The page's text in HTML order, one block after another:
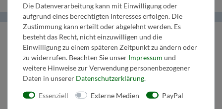
Helma Musikverlag
Wir bringen Musik ins Leben.
+43 664 1947 8 32
Kontaktieren Sie uns
Die Datenverarbeitung kann mit Einwilligung oder
aufgrund eines berechtigten Interesses erfolgen. Die
Zustimmung kann erteilt oder abgelehnt werden. Es
besteht das Recht, nicht einzuwilligen und die
Einwilligung zu einem späteren Zeitpunkt zu ändern oder
zu widerrufen. Beachten Sie unser Impressum und
weitere Hinweise zur Verwendung personenbezogener
Daten in unserer Daten­schutz­erklärung
Essenziell Externe Medien PayPal